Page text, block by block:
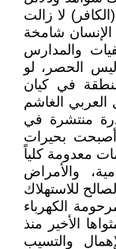
لا زالت
الإنسان شامخة
والمدارس
الحصر، لو
في كيان
العربي الغاشم
منتشرة في
أصبحت بحيرات
معدومة كلياً
والأمراض
للاستهلاك
الكهرباء
الأخير منذ
والتسيب